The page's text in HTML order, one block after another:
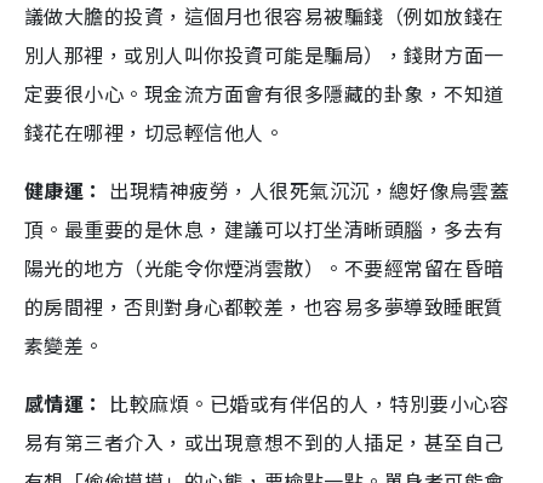
議做大膽的投資，這個月也很容易被騙錢（例如放錢在
別人那裡，或別人叫你投資可能是騙局），錢財方面一
定要很小心。現金流方面會有很多隱藏的卦象，不知道
錢花在哪裡，切忌輕信他人。
健康運： 出現精神疲勞，人很死氣沉沉，總好像烏雲蓋
頂。最重要的是休息，建議可以打坐清晰頭腦，多去有
陽光的地方（光能令你煙消雲散）。不要經常留在昏暗
的房間裡，否則對身心都較差，也容易多夢導致睡眠質
素變差。
感情運： 比較麻煩。已婚或有伴侶的人，特別要小心容
易有第三者介入，或出現意想不到的人插足，甚至自己